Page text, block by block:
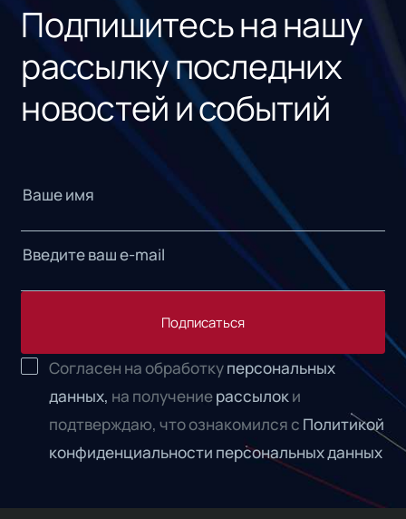
Подпишитесь на нашу
рассылку последних
новостей и событий
Подписаться
Согласен на обработкуперсональных
данных, на получениерассылоки
подтверждаю, что ознакомился с Политикой
конфиденциальности персональных данных